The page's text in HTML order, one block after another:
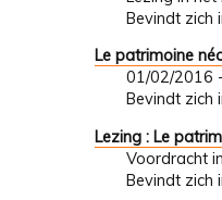
Bevindt zich
Le patrimoine
01/02/2016
Bevindt zich
Lezing : Le
Voordracht
Bevindt zich